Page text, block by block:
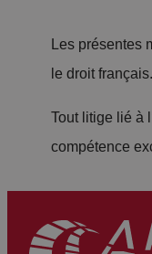
Les présentes
le droit français.
Tout litige lié à
compétence